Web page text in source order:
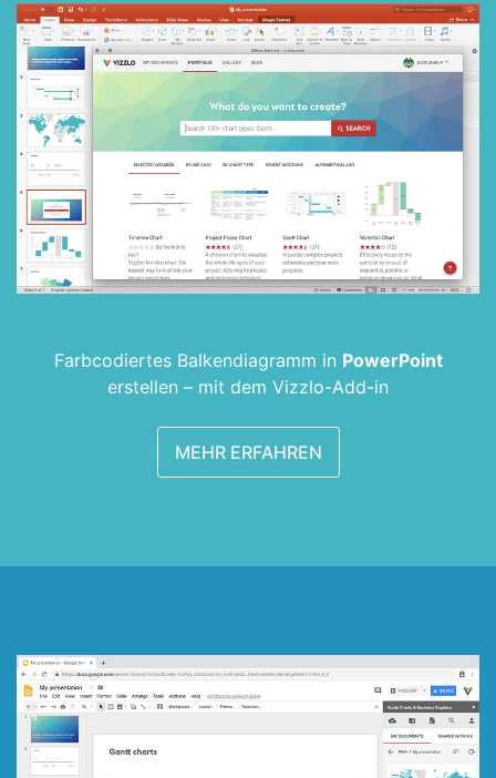
Farbcodiertes Balken­diagramm in PowerPoint
erstellen – mit dem Vizzlo-Add-in
MEHR ERFAHREN